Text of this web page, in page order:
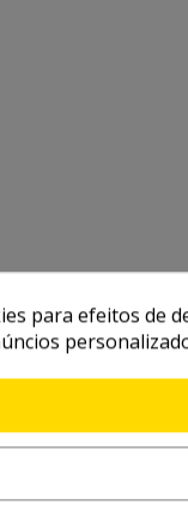
para efeitos de